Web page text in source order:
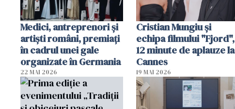
Medici, antreprenori și
artiști români, premiați
în cadrul unei gale
organizate în Germania
22 MAI 2026
Cristian Mungiu şi
echipa filmului "Fjord",
12 minute de aplauze la
Cannes
19 MAI 2026